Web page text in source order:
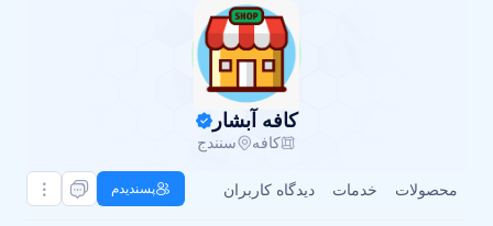
کافه آبشار
کافه سنندج
محصولات خدمات دیدگاه کاربران پسندیدم